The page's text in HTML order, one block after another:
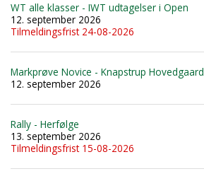
WT alle klasser - IWT udtagelser i Open
12. september 2026
Tilmeldingsfrist 24-08-2026
Markprøve Novice - Knapstrup Hovedgaard
12. september 2026
Rally - Herfølge
13. september 2026
Tilmeldingsfrist 15-08-2026